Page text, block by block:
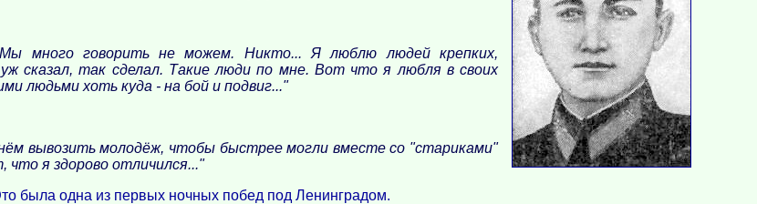
много говорить не можем. Никто... Я люблю людей крепких,
сказал, так сделал. Такие люди по мне. Вот что я любля в своих
людьми хоть куда - на бой и подвиг..."
вывозить молодёж, чтобы быстрее могли вместе со "стариками"
что я здорово отличился..."
была одна из первых ночных побед под Ленинградом.